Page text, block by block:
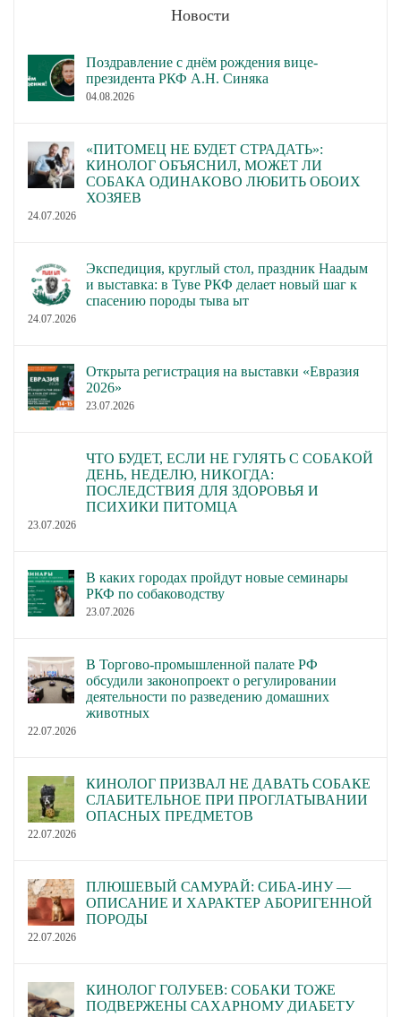
Новости
Поздравление с днём рождения вице-
президента РКФ А.Н. Синяка
04.08.2026
«ПИТОМЕЦ НЕ БУДЕТ СТРАДАТЬ»:
КИНОЛОГ ОБЪЯСНИЛ, МОЖЕТ ЛИ
СОБАКА ОДИНАКОВО ЛЮБИТЬ ОБОИХ
ХОЗЯЕВ
24.07.2026
Экспедиция, круглый стол, праздник Наадым
и выставка: в Туве РКФ делает новый шаг к
спасению породы тыва ыт
24.07.2026
Открыта регистрация на выставки «Евразия
2026»
23.07.2026
ЧТО БУДЕТ, ЕСЛИ НЕ ГУЛЯТЬ С СОБАКОЙ
ДЕНЬ, НЕДЕЛЮ, НИКОГДА:
ПОСЛЕДСТВИЯ ДЛЯ ЗДОРОВЬЯ И
ПСИХИКИ ПИТОМЦА
23.07.2026
В каких городах пройдут новые семинары
РКФ по собаководству
23.07.2026
В Торгово-промышленной палате РФ
обсудили законопроект о регулировании
деятельности по разведению домашних
животных
22.07.2026
КИНОЛОГ ПРИЗВАЛ НЕ ДАВАТЬ СОБАКЕ
СЛАБИТЕЛЬНОЕ ПРИ ПРОГЛАТЫВАНИИ
ОПАСНЫХ ПРЕДМЕТОВ
22.07.2026
ПЛЮШЕВЫЙ САМУРАЙ: СИБА-ИНУ —
ОПИСАНИЕ И ХАРАКТЕР АБОРИГЕННОЙ
ПОРОДЫ
22.07.2026
КИНОЛОГ ГОЛУБЕВ: СОБАКИ ТОЖЕ
ПОДВЕРЖЕНЫ САХАРНОМУ ДИАБЕТУ